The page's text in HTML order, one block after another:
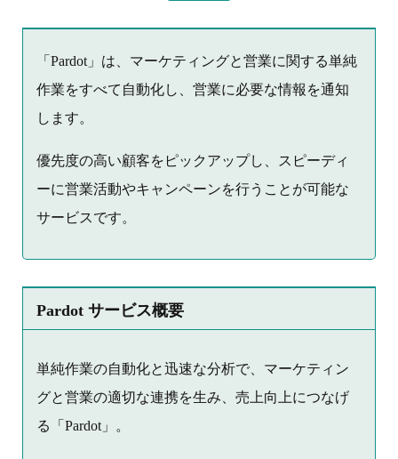
「Pardot」は、マーケティングと営業に関する単純
作業をすべて自動化し、営業に必要な情報を通知
します。
優先度の高い顧客をピックアップし、スピーディ
ーに営業活動やキャンペーンを行うことが可能な
サービスです。
Pardot サービス概要
単純作業の自動化と迅速な分析で、マーケティン
グと営業の適切な連携を生み、売上向上につなげ
る「Pardot」。